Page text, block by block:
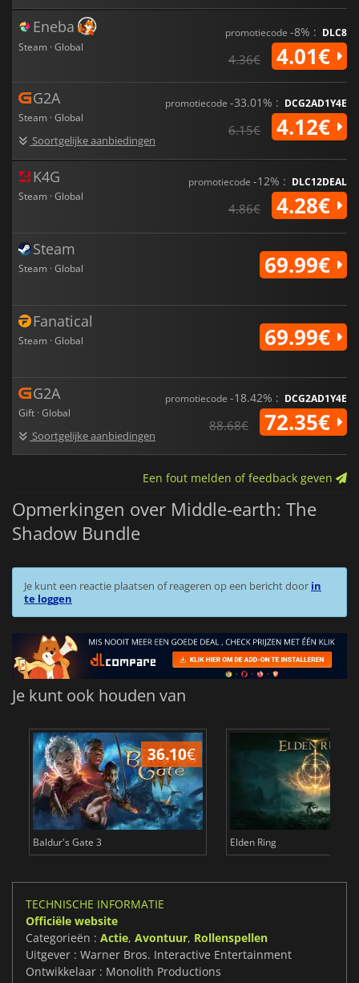
Eneba
Steam · Global
promotiecode -8% : DLC8
4.36€ 4.01€
G2A
Steam · Global
Soortgelijke aanbiedingen
promotiecode -33.01% : DCG2AD1Y4E
6.15€ 4.12€
K4G
Steam · Global
promotiecode -12% : DLC12DEAL
4.86€ 4.28€
Steam
Steam · Global 69.99€
Fanatical
Steam · Global 69.99€
G2A
Gift · Global
Soortgelijke aanbiedingen
promotiecode -18.42% : DCG2AD1Y4E
88.68€ 72.35€
Een fout melden of feedback geven
Opmerkingen over Middle-earth: The
Shadow Bundle
Je kunt een reactie plaatsen of reageren op een bericht door in
te loggen
Je kunt ook houden van
36.10€
Baldur's Gate 3 Elden Ring
TECHNISCHE INFORMATIE
Officiële website
Categorieën : Actie, Avontuur, Rollenspellen
Uitgever : Warner Bros. Interactive Entertainment
Ontwikkelaar : Monolith Productions